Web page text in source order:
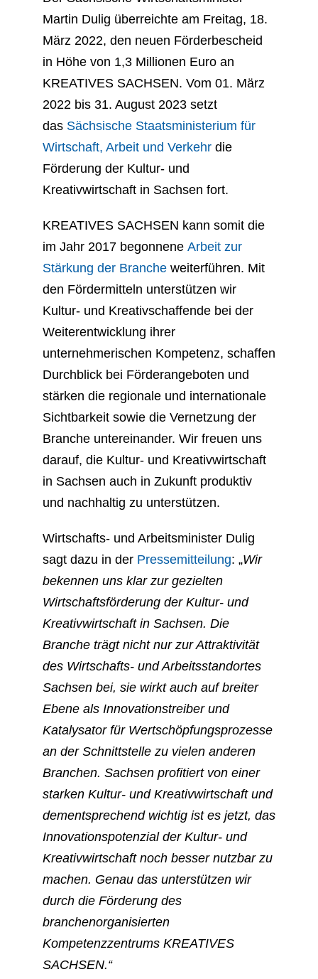
Martin Dulig überreichte am Freitag, 18.
März 2022, den neuen Förderbescheid
in Höhe von 1,3 Millionen Euro an
KREATIVES SACHSEN. Vom 01. März
2022 bis 31. August 2023 setzt
das Sächsische Staatsministerium für
Wirtschaft, Arbeit und Verkehrdie
Förderung der Kultur- und
Kreativwirtschaft in Sachsen fort.
KREATIVES SACHSEN kann somit die
im Jahr 2017 begonnene Arbeit zur
Stärkung der Brancheweiterführen. Mit
den Fördermitteln unterstützen wir
Kultur- und Kreativschaffende bei der
Weiterentwicklung ihrer
unternehmerischen Kompetenz, schaffen
Durchblick bei Förderangeboten und
stärken die regionale und internationale
Sichtbarkeit sowie die Vernetzung der
Branche untereinander. Wir freuen uns
darauf, die Kultur- und Kreativwirtschaft
in Sachsen auch in Zukunft produktiv
und nachhaltig zu unterstützen.
Wirtschafts- und Arbeitsminister Dulig
sagt dazu in der Pressemitteilung: „Wir
bekennen uns klar zur gezielten
Wirtschaftsförderung der Kultur- und
Kreativwirtschaft in Sachsen. Die
Branche trägt nicht nur zur Attraktivität
des Wirtschafts- und Arbeitsstandortes
Sachsen bei, sie wirkt auch auf breiter
Ebene als Innovationstreiber und
Katalysator für Wertschöpfungsprozesse
an der Schnittstelle zu vielen anderen
Branchen. Sachsen profitiert von einer
starken Kultur- und Kreativwirtschaft und
dementsprechend wichtig ist es jetzt, das
Innovationspotenzial der Kultur- und
Kreativwirtschaft noch besser nutzbar zu
machen. Genau das unterstützen wir
durch die Förderung des
branchenorganisierten
Kompetenzzentrums KREATIVES
SACHSEN.“